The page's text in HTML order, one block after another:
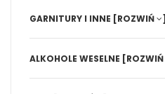
GARNITURY I INNE [ROZWIŃ ]
ALKOHOLE WESELNE [ROZWIŃ